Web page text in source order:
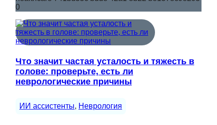
Что значит частая усталость и тяжесть в
голове: проверьте, есть ли
неврологические причины
ИИ ассистенты, Неврология